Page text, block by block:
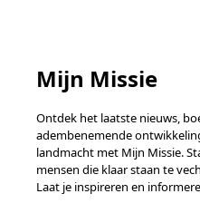
Mijn Missie
Ontdek het laatste nieuws,
adembenemende
landmacht met Mijn Missie.
mensen die klaar staan te
Laat je inspireren en